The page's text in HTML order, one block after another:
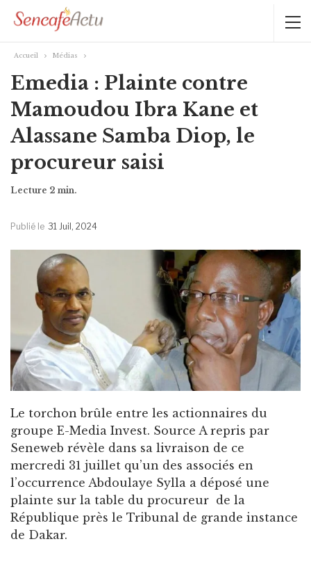
Accueil Médias
Emedia : Plainte contre
Mamoudou Ibra Kane et
Alassane Samba Diop, le
procureur saisi
Publié le 31 Juil, 2024
Le torchon brûle entre les actionnaires du
groupe E-Media Invest. Source A repris par
Seneweb révèle dans sa livraison de ce
mercredi 31 juillet qu’un des associés en
l’occurrence Abdoulaye Sylla a déposé une
plainte sur la table du procureur de la
République près le Tribunal de grande instance
de Dakar.